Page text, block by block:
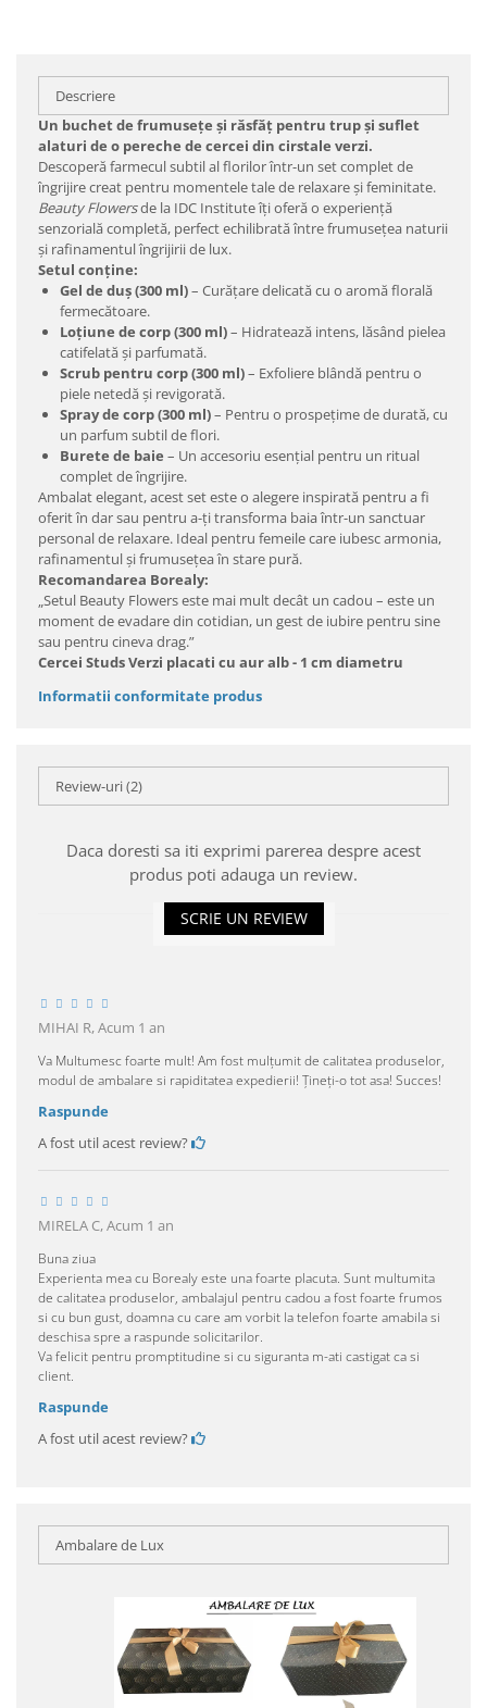
Descriere
Un buchet de frumusețe și răsfăț pentru trup și suflet
alaturi de o pereche de cercei din cirstale verzi.
Descoperă farmecul subtil al florilor într-un set complet de
îngrijire creat pentru momentele tale de relaxare și feminitate.
Beauty Flowersde la IDC Institute îți oferă o experiență
senzorială completă, perfect echilibrată între frumusețea naturii
și rafinamentul îngrijirii de lux.
Setul conține:
Gel de duș (300 ml)– Curățare delicată cu o aromă florală
fermecătoare.
Loțiune de corp (300 ml)– Hidratează intens, lăsând pielea
catifelată și parfumată.
Scrub pentru corp (300 ml)– Exfoliere blândă pentru o
piele netedă și revigorată.
Spray de corp (300 ml)– Pentru o prospețime de durată, cu
un parfum subtil de flori.
Burete de baie – Un accesoriu esențial pentru un ritual
complet de îngrijire.
Ambalat elegant, acest set este o alegere inspirată pentru a fi
oferit în dar sau pentru a-ți transforma baia într-un sanctuar
personal de relaxare. Ideal pentru femeile care iubesc armonia,
rafinamentul și frumusețea în stare pură.
Recomandarea Borealy:
„Setul Beauty Flowers este mai mult decât un cadou – este un
moment de evadare din cotidian, un gest de iubire pentru sine
sau pentru cineva drag.”
Cercei Studs Verzi placati cu aur alb - 1 cm diametru
Informatii conformitate produs
Review-uri(2)
Daca doresti sa iti exprimi parerea despre acest
produs poti adauga un review.
SCRIE UN REVIEW
MIHAI R,Acum 1 an
Va Multumesc foarte mult! Am fost mulțumit de calitatea produselor,
modul de ambalare si rapiditatea expedierii! Țineți-o tot asa! Succes!
Raspunde
A fost util acest review?
MIRELA C,Acum 1 an
Buna ziua
Experienta mea cu Borealy este una foarte placuta. Sunt multumita
de calitatea produselor, ambalajul pentru cadou a fost foarte frumos
si cu bun gust, doamna cu care am vorbit la telefon foarte amabila si
deschisa spre a raspunde solicitarilor.
Va felicit pentru promptitudine si cu siguranta m-ati castigat ca si
client.
Raspunde
A fost util acest review?
Ambalare de Lux